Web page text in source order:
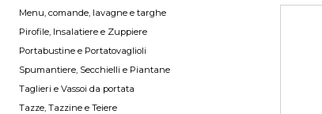
Menu, comande, lavagne e targhe
Pirofile, Insalatiere e Zuppiere
Portabustine e Portatovaglioli
Spumantiere, Secchielli e Piantane
Taglieri e Vassoi da portata
Tazze, Tazzine e Teiere